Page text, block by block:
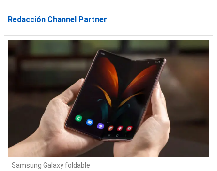
Redacción Channel Partner
Samsung Galaxy foldable